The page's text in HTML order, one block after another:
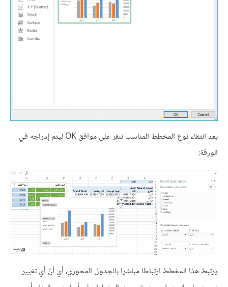
بعد انتقاء نوع المخطط المناسب ننقر على موافق OK ليتم إدراجه في
الورقة:
يرتبط هذا المخطط ارتباطا مباشرا بالجدول المحوري، أي أنّ أي تغيير